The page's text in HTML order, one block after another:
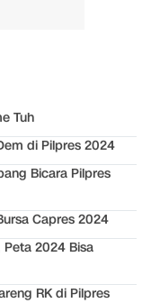
Tuh
di Pilpres 2024
Bicara Pilpres
Capres 2024
2024 Bisa
RK di Pilpres